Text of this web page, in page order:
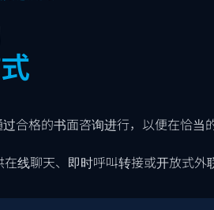
合格的书面咨询进行，以便在恰当
在线聊天、即时呼叫转接或开放式外